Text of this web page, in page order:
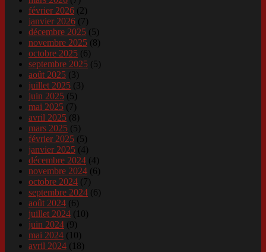
février 2026 (2)
janvier 2026 (7)
décembre 2025 (5)
novembre 2025 (8)
octobre 2025 (6)
septembre 2025 (5)
août 2025 (3)
juillet 2025 (3)
juin 2025 (5)
mai 2025 (7)
avril 2025 (8)
mars 2025 (5)
février 2025 (5)
janvier 2025 (4)
décembre 2024 (4)
novembre 2024 (6)
octobre 2024 (7)
septembre 2024 (6)
août 2024 (6)
juillet 2024 (10)
juin 2024 (9)
mai 2024 (10)
avril 2024 (18)